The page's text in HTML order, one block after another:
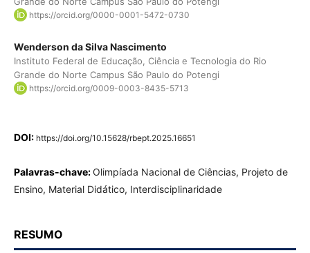
https://orcid.org/0000-0001-5472-0730
Wenderson da Silva Nascimento
Instituto Federal de Educação, Ciência e Tecnologia do Rio
Grande do Norte Campus São Paulo do Potengi
https://orcid.org/0009-0003-8435-5713
DOI: https://doi.org/10.15628/rbept.2025.16651
Palavras-chave:Olimpíada Nacional de Ciências, Projeto de
Ensino, Material Didático, Interdisciplinaridade
RESUMO